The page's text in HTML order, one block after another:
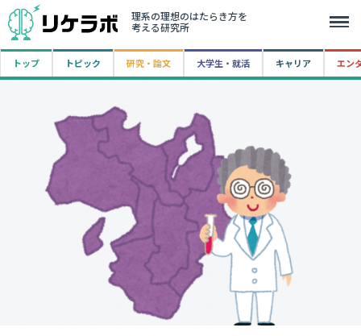
理系の理想のはたらき方を
考える研究所
トップ トピック 研究・論文 大学生・就活 キャリア エン